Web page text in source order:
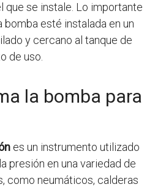
que se instale. Lo importante
bomba esté instalada en un
y cercano al tanque de
de uso.
la bomba para
es un instrumento utilizado
presión en una variedad de
como neumáticos, calderas